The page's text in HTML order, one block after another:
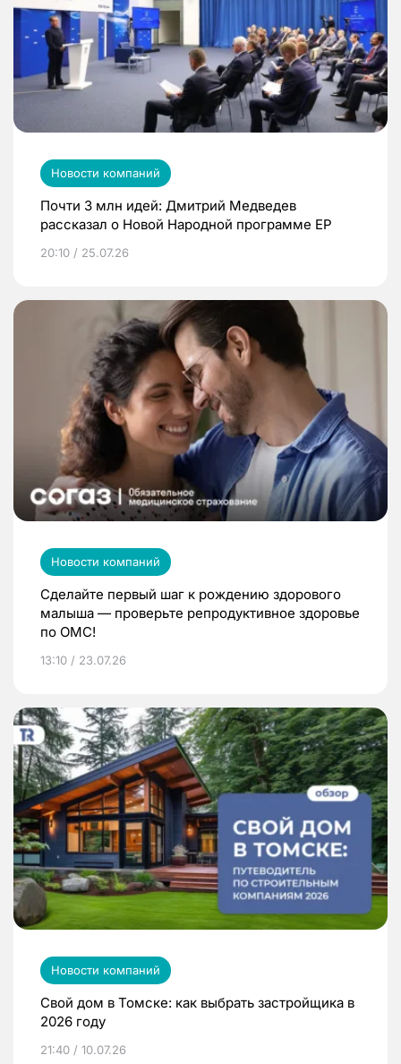
Новости компаний
Почти 3 млн идей: Дмитрий Медведев
рассказал о Новой Народной программе ЕР
20:10 / 25.07.26
Новости компаний
Сделайте первый шаг к рождению здорового
малыша — проверьте репродуктивное здоровье
по ОМС!
13:10 / 23.07.26
Новости компаний
Свой дом в Томске: как выбрать застройщика в
2026 году
21:40 / 10.07.26